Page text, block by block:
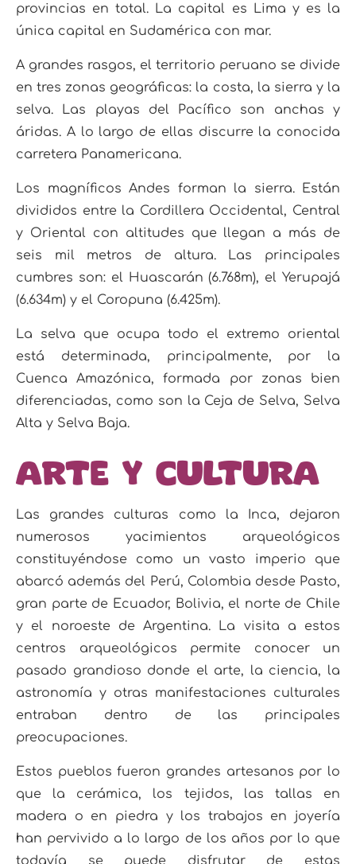
provincias en total. La capital es Lima y es la
única capital en Sudamérica con mar.
A grandes rasgos, el territorio peruano se divide
en tres zonas geográficas: la costa, la sierra y la
selva. Las playas del Pacífico son anchas y
áridas. A lo largo de ellas discurre la conocida
carretera Panamericana.
Los magníficos Andes forman la sierra. Están
divididos entre la Cordillera Occidental, Central
y Oriental con altitudes que llegan a más de
seis mil metros de altura. Las principales
cumbres son: el Huascarán (6.768m), el Yerupajá
(6.634m) y el Coropuna (6.425m).
La selva que ocupa todo el extremo oriental
está determinada, principalmente, por la
Cuenca Amazónica, formada por zonas bien
diferenciadas, como son la Ceja de Selva, Selva
Alta y Selva Baja.
Arte y cultura
Las grandes culturas como la Inca, dejaron
numerosos yacimientos arqueológicos
constituyéndose como un vasto imperio que
abarcó además del Perú, Colombia desde Pasto,
gran parte de Ecuador, Bolivia, el norte de Chile
y el noroeste de Argentina. La visita a estos
centros arqueológicos permite conocer un
pasado grandioso donde el arte, la ciencia, la
astronomía y otras manifestaciones culturales
entraban dentro de las principales
preocupaciones.
Estos pueblos fueron grandes artesanos por lo
que la cerámica, los tejidos, las tallas en
madera o en piedra y los trabajos en joyería
han pervivido a lo largo de los años por lo que
todavía se puede disfrutar de estas